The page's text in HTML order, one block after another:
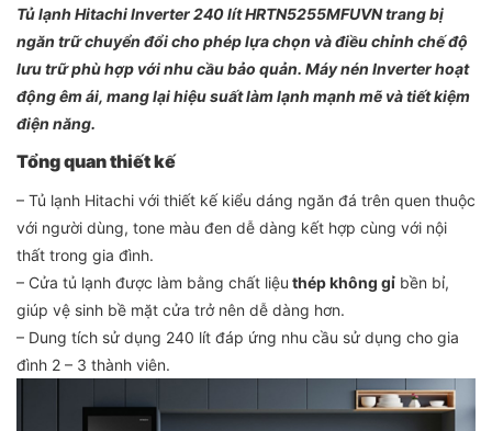
Tủ lạnh Hitachi Inverter 240 lít HRTN5255MFUVN trang bị
ngăn trữ chuyển đổi cho phép lựa chọn và điều chỉnh chế độ
lưu trữ phù hợp với nhu cầu bảo quản. Máy nén Inverter hoạt
động êm ái, mang lại hiệu suất làm lạnh mạnh mẽ và tiết kiệm
điện năng.
Tổng quan thiết kế
– Tủ lạnh Hitachi với thiết kế kiểu dáng ngăn đá trên quen thuộc
với người dùng, tone màu đen dễ dàng kết hợp cùng với nội
thất trong gia đình.
– Cửa tủ lạnh được làm bằng chất liệu thép không gỉ bền bỉ,
giúp vệ sinh bề mặt cửa trở nên dễ dàng hơn.
– Dung tích sử dụng 240 lít đáp ứng nhu cầu sử dụng cho gia
đình 2 – 3 thành viên.